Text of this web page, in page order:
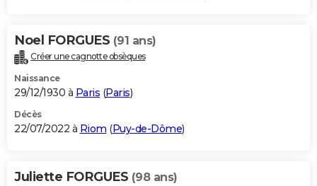
Noel FORGUES (91 ans)
Créer une cagnotte obsèques
Naissance
29/12/1930 à Paris (Paris)
Décès
22/07/2022 à Riom (Puy-de-Dôme)
Juliette FORGUES (98 ans)